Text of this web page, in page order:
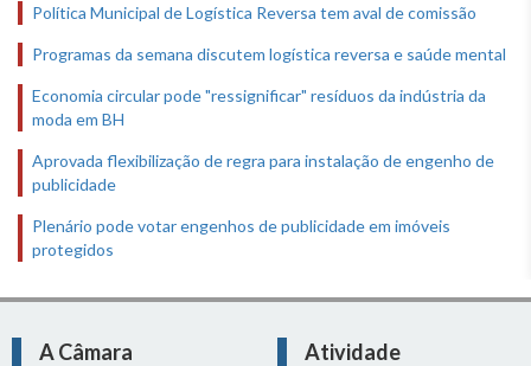
Política Municipal de Logística Reversa tem aval de comissão
Programas da semana discutem logística reversa e saúde mental
Economia circular pode "ressignificar" resíduos da indústria da
moda em BH
Aprovada flexibilização de regra para instalação de engenho de
publicidade
Plenário pode votar engenhos de publicidade em imóveis
protegidos
A Câmara
Atividade